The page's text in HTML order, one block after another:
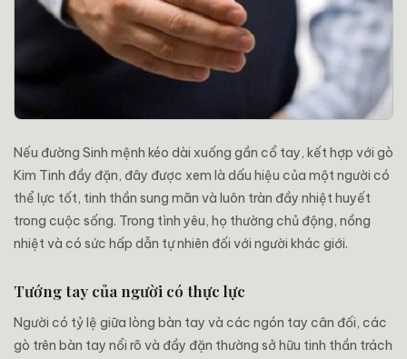
Nếu đường Sinh mệnh kéo dài xuống gần cổ tay, kết hợp với gò
Kim Tinh đầy đặn, đây được xem là dấu hiệu của một người có
thể lực tốt, tinh thần sung mãn và luôn tràn đầy nhiệt huyết
trong cuộc sống. Trong tình yêu, họ thường chủ động, nồng
nhiệt và có sức hấp dẫn tự nhiên đối với người khác giới.
Tướng tay của người có thực lực
Người có tỷ lệ giữa lòng bàn tay và các ngón tay cân đối, các
gò trên bàn tay nổi rõ và đầy đặn thường sở hữu tinh thần trách